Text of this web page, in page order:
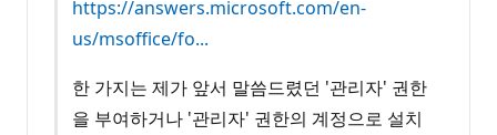
https://answers.microsoft.com/en-
us/msoffice/fo...
한 가지는 제가 앞서 말씀드렸던 '관리자' 권한
을 부여하거나 '관리자' 권한의 계정으로 설치